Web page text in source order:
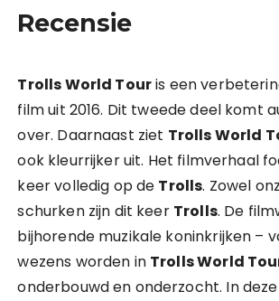
Recensie
Trolls World Touris een
film uit 2016. Dit tweede deel komt
over. Daarnaast ziet Trolls World
ook kleurrijker uit. Het filmverhaal
keer volledig op de Trolls. Zowel
schurken zijn dit keer Trolls. De
bijhorende muzikale koninkrijken –
wezens worden in Trolls World
onderbouwd en onderzocht. In